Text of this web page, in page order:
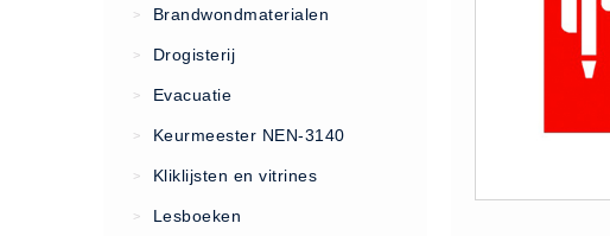
Contact
Algemene Voorwaarden
> Brandwondmaterialen
> Drogisterij
> Evacuatie
> Keurmeester NEN-3140
> Kliklijsten en vitrines
> Lesboeken